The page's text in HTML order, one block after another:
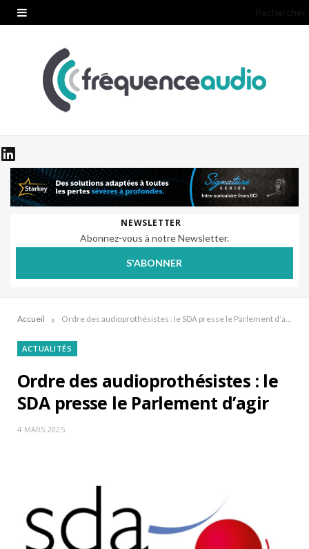
NEWSLETTER
Abonnez-vous à notre Newsletter.
S'ABONNER
Accueil » Ordre des audioprothésistes : le SDA presse le Parlement d’agir
ACTUALITÉS
Ordre des audioprothésistes : le
SDA presse le Parlement d’agir
4 MARS 2025